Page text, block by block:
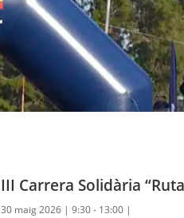
III Carrera Solidària
30 maig 2026 |9:30 - 13:00 |